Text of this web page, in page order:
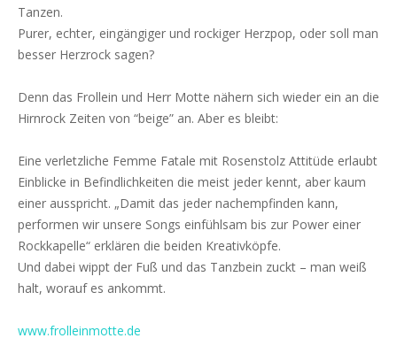
Tanzen.
Purer, echter, eingängiger und rockiger Herzpop, oder soll man
besser Herzrock sagen?
Denn das Frollein und Herr Motte nähern sich wieder ein an die
Hirnrock Zeiten von “beige” an. Aber es bleibt:
Eine verletzliche Femme Fatale mit Rosenstolz Attitüde erlaubt
Einblicke in Befindlichkeiten die meist jeder kennt, aber kaum
einer ausspricht. „Damit das jeder nachempfinden kann,
performen wir unsere Songs einfühlsam bis zur Power einer
Rockkapelle“ erklären die beiden Kreativköpfe.
Und dabei wippt der Fuß und das Tanzbein zuckt – man weiß
halt, worauf es ankommt.
www.frolleinmotte.de